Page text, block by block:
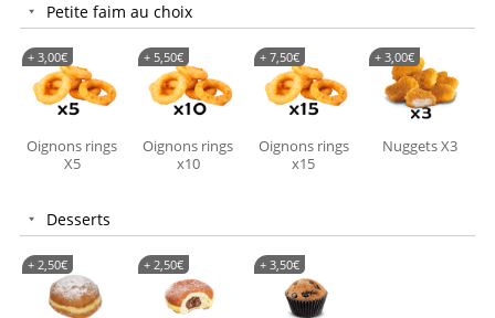
Petite faim au choix
Oignons rings
X5
+ 3,00€
Oignons rings
x10
+ 5,50€
Oignons rings
x15
+ 7,50€
Nuggets X3
+ 3,00€
Desserts
+ 2,50€ + 2,50€ + 3,50€